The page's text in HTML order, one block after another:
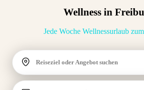
Wellness in
Jede Woche Wellnessurlaub
Reiseziel oder Angebot suchen